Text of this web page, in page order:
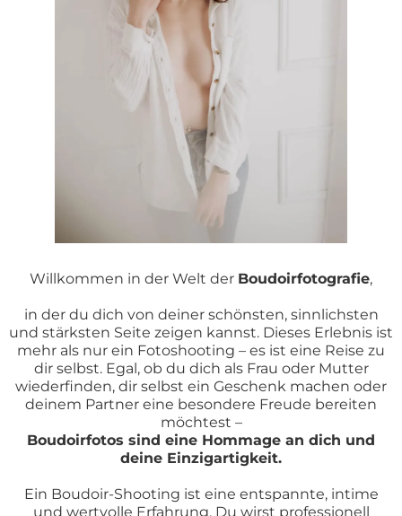
Willkommen in der Welt der Boudoirfotografie,
in der du dich von deiner schönsten, sinnlichsten
und stärksten Seite zeigen kannst. Dieses Erlebnis ist
mehr als nur ein Fotoshooting – es ist eine Reise zu
dir selbst. Egal, ob du dich als Frau oder Mutter
wiederfinden, dir selbst ein Geschenk machen oder
deinem Partner eine besondere Freude bereiten
möchtest –
Boudoirfotos sind eine Hommage an dich und
deine Einzigartigkeit.
Ein Boudoir-Shooting ist eine entspannte, intime
und wertvolle Erfahrung. Du wirst professionell